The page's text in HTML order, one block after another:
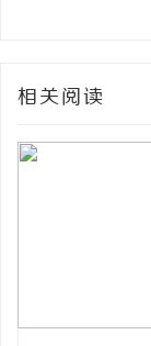
相关阅读